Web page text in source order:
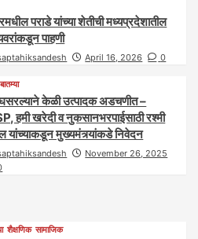
पराडे यांच्या शेतीची मध्यप्रदेशातील
पाहणी
April 16, 2026 0
बातम्या
केळी उत्पादक अडचणीत –
हमी खरेदी व नुकसानभरपाईसाठी रश्मी
यांच्याकडून मुख्यमंत्र्यांकडे निवेदन
November 26, 2025
शैक्षणिक सामाजिक